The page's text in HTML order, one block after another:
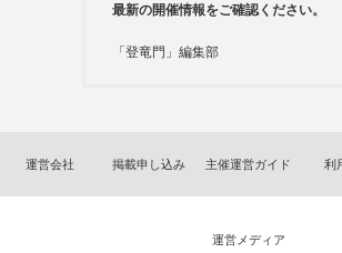
最新の開催情報をご確認ください。
「登竜門」編集部
運営会社 掲載申し込み 主催運営ガイド 利
運営メディア